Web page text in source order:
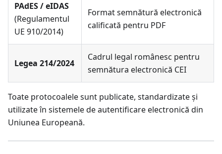
PAdES / eIDAS
(Regulamentul
UE 910/2014)
Format semnătură electronică
calificată pentru PDF
Legea 214/2024
Cadrul legal românesc pentru
semnătura electronică CEI
Toate protocoalele sunt publicate, standardizate și
utilizate în sistemele de autentificare electronică din
Uniunea Europeană.